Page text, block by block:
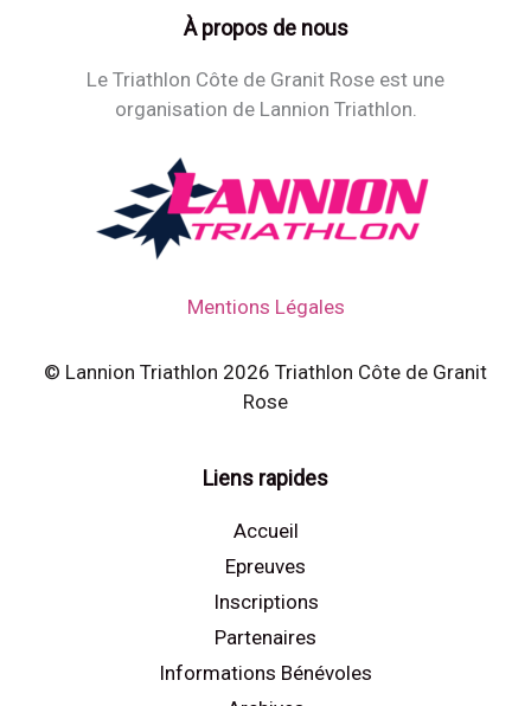
À propos de nous
Le Triathlon Côte de Granit Rose est une
organisation de Lannion Triathlon.
Mentions Légales
© Lannion Triathlon 2026 Triathlon Côte de Granit
Rose
Liens rapides
Accueil
Epreuves
Inscriptions
Partenaires
Informations Bénévoles